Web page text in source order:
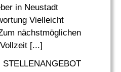
in Neustadt
Vielleicht
nächstmöglichen
[...]